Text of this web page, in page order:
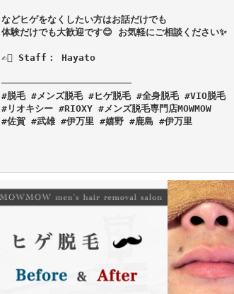
などヒゲをなくしたい方はお話だけでも
体験だけでも大歓迎です😊 お気軽にご相談ください✨
✍🏻 Staff： Hayato
───────────────────────
#脱毛 #メンズ脱毛 #ヒゲ脱毛 #全身脱毛 #VIO脱毛
#リオキシー #RIOXY #メンズ脱毛専門店MOWMOW
#佐賀 #武雄 #伊万里 #嬉野 #鹿島 #伊万里